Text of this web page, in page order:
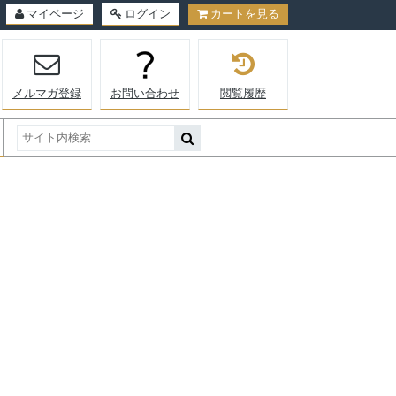
マイページ ログイン カートを見る
メルマガ登録 お問い合わせ 閲覧履歴